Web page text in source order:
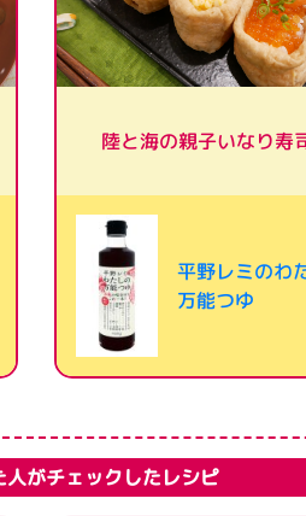
陸と海の親子いなり寿
平野レミのわ
万能つゆ
人がチェックしたレシピ